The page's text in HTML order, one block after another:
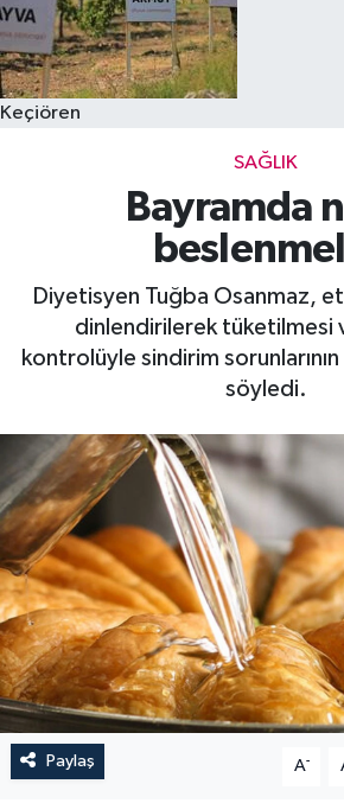
Keçiören
SAĞLIK
Bayramda
Diyetisyen Tuğba Osanmaz,
dinlendirilerek tüketilmesi
kontrolüyle sindirim
söyledi.
Paylaş A-